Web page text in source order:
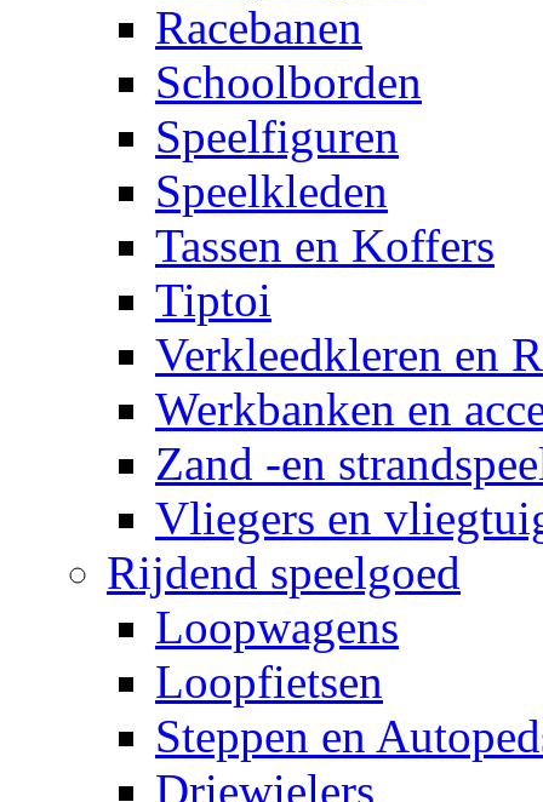
Racebanen
Schoolborden
Speelfiguren
Speelkleden
Tassen en Koffers
Tiptoi
Verkleedkleren en
Werkbanken en
Zand -en
Vliegers en
Rijdend speelgoed
Loopwagens
Loopfietsen
Steppen en
Driewielers